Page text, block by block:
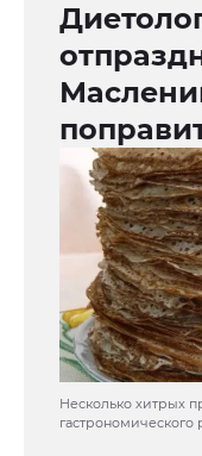
Несколько хитрых
гастрономического